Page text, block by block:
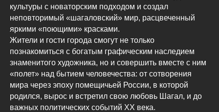
культуры с новаторским подходом и создал
неповторимый «шагаловский» мир, расцвеченный
яркими «поющими» красками.
Жители и гости города смогут не только
познакомиться с богатым графическим наследием
знаменитого художника, но и совершить вместе с ним
«полет» над бытием человечества: от сотворения
мира через эпоху помещичьей России, в которой
родился, вырос и встретил свою любовь Шагал, и до
важных политических событий ХХ века.